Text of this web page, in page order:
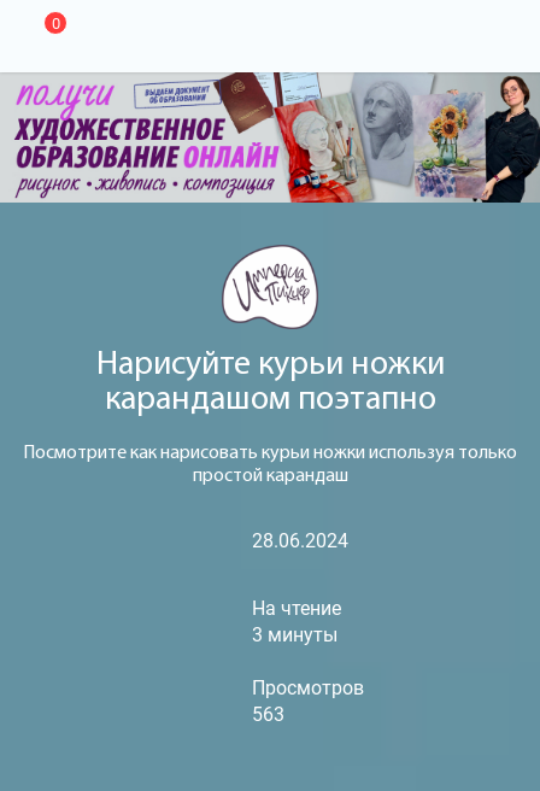
0
Нарисуйте курьи ножки
карандашом поэтапно
Посмотрите как нарисовать курьи ножки используя только
простой карандаш
28.06.2024
На чтение
3 минуты
Просмотров
563